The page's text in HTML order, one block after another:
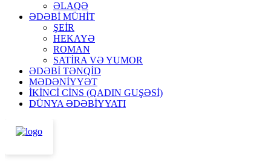
ƏLAQƏ
ƏDƏBİ MÜHİT
ŞEİR
HEKAYƏ
ROMAN
SATİRA VƏ YUMOR
ƏDƏBİ TƏNQİD
MƏDƏNİYYƏT
İKİNCİ CİNS (QADIN GUŞƏSİ)
DÜNYA ƏDƏBİYYATI